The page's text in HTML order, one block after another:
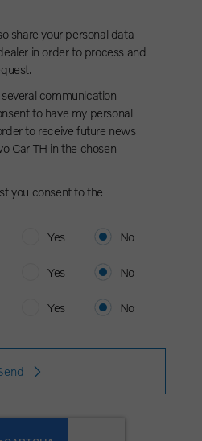
share your personal data
in order to process and
communication
to have my personal
to receive future news
Car TH in the chosen
you consent to the
Yes No
Yes No
Yes No